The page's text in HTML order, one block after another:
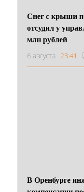
Снег с крыши
отсудил у
млн рублей
6 августа 23:41
В Оренбурге